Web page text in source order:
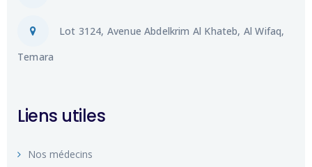
Lot 3124, Avenue Abdelkrim Al Khateb, Al Wifaq,
Temara
Liens utiles
Nos médecins